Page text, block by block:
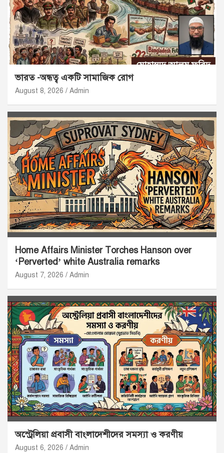
ভারত -অন্ধত্ব একটি সামাজিক রোগ
August 8, 2026 Admin
Home Affairs Minister Torches Hanson over
‘Perverted’ white Australia remarks
August 7, 2026 Admin
অস্ট্রেলিয়া প্রবাসী বাংলাদেশীদের সমস্যা ও করণীয়
August 6, 2026 Admin